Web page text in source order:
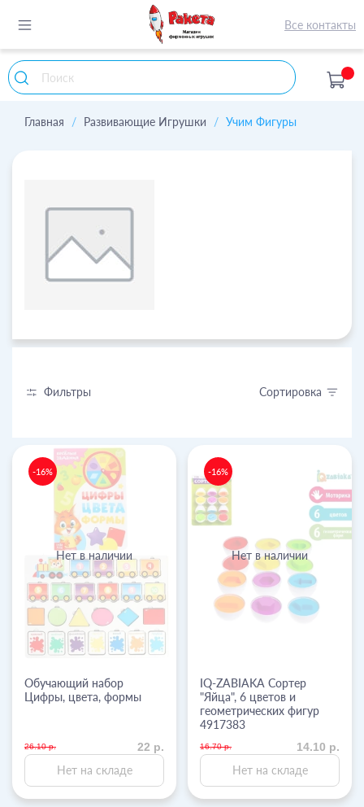
Все контакты
Главная Развивающие Игрушки Учим Фигуры
Фильтры Сортировка
Нет в наличии
-16%
Обучающий набор
Цифры, цвета, формы
26.10 р. 22 р.
Нет на складе
Нет в наличии
-16%
IQ-ZABIAKA Сортер
"Яйца", 6 цветов и
геометрических фигур
4917383
16.70 р. 14.10 р.
Нет на складе